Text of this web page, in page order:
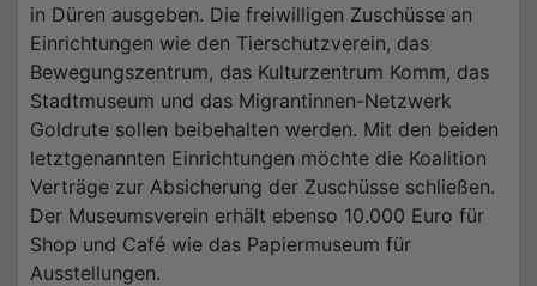
in Düren ausgeben. Die freiwilligen Zuschüsse an
Einrichtungen wie den Tierschutzverein, das
Bewegungszentrum, das Kulturzentrum Komm, das
Stadtmuseum und das Migrantinnen-Netzwerk
Goldrute sollen beibehalten werden. Mit den beiden
letztgenannten Einrichtungen möchte die Koalition
Verträge zur Absicherung der Zuschüsse schließen.
Der Museumsverein erhält ebenso 10.000 Euro für
Shop und Café wie das Papiermuseum für
Ausstellungen.